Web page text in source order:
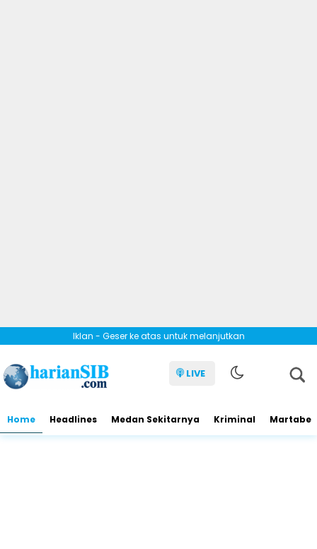
Iklan - Geser ke atas untuk melanjutkan
LIVE
Home Headlines Medan Sekitarnya Kriminal Martabe